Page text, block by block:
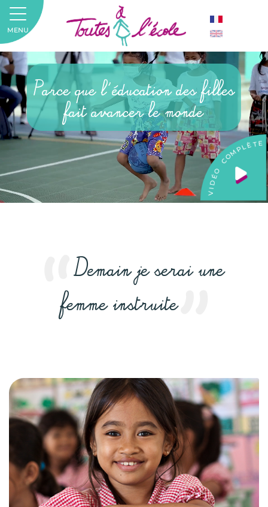
Parce que l'éducation des filles
fait avancer le monde
V
I
D
É
O
COMPLÈTE
Demain je serai une
femme instruite
MENU